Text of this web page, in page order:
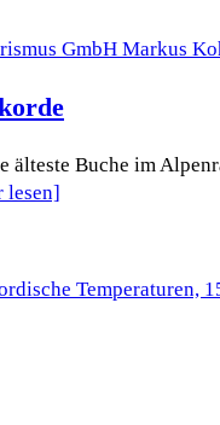
älteste Buche im
lesen]
Temperaturen,